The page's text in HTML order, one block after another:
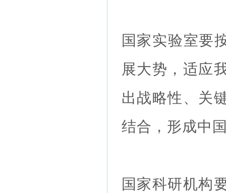
国家实验室要
展大势，适应
出战略性、关
结合，形成
国家科研机构